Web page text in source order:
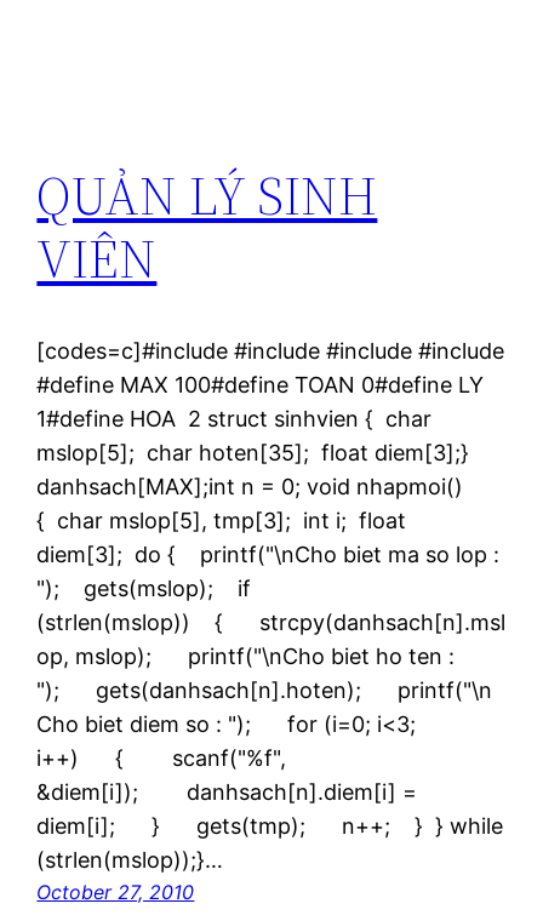
QUẢN LÝ SINH
VIÊN
[codes=c]#include #include #include #include
#define MAX 100#define TOAN 0#define LY
1#define HOA 2 struct sinhvien { char
mslop[5]; char hoten[35]; float diem[3];}
danhsach[MAX];int n = 0; void nhapmoi()
{ char mslop[5], tmp[3]; int i; float
diem[3]; do { printf("\nCho biet ma so lop :
"); gets(mslop); if
(strlen(mslop)) { strcpy(danhsach[n].msl
op, mslop); printf("\nCho biet ho ten :
"); gets(danhsach[n].hoten); printf("\n
Cho biet diem so : "); for (i=0; i<3;
i++) { scanf("%f",
&diem[i]); danhsach[n].diem[i] =
diem[i]; } gets(tmp); n++; } } while
(strlen(mslop));}…
October 27, 2010